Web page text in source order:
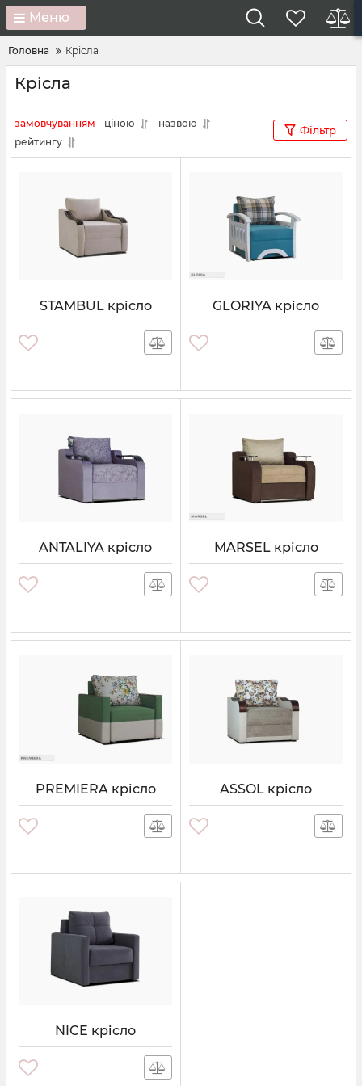
Меню
Головна Крісла
Крісла
замовчуванням ціною
назвою
рейтингу
Фільтр
STAMBUL крісло GLORIYA крісло
ANTALIYA крісло MARSEL крісло
PREMIERA крісло ASSOL крісло
NICE крісло